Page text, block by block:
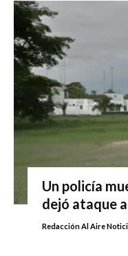
Un policía
dejó ataque
Redacción Al Aire